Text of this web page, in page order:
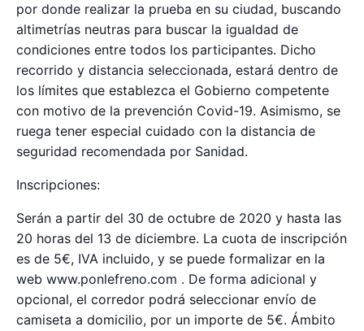
por donde realizar la prueba en su ciudad, buscando
altimetrías neutras para buscar la igualdad de
condiciones entre todos los participantes. Dicho
recorrido y distancia seleccionada, estará dentro de
los límites que establezca el Gobierno competente
con motivo de la prevención Covid-19. Asimismo, se
ruega tener especial cuidado con la distancia de
seguridad recomendada por Sanidad.
Inscripciones:
Serán a partir del 30 de octubre de 2020 y hasta las
20 horas del 13 de diciembre. La cuota de inscripción
es de 5€, IVA incluido, y se puede formalizar en la
web www.ponlefreno.com . De forma adicional y
opcional, el corredor podrá seleccionar envío de
camiseta a domicilio, por un importe de 5€. Ámbito